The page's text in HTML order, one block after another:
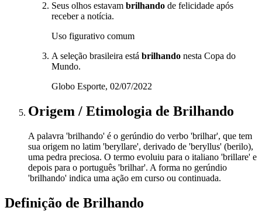
Seus olhos estavam brilhando de felicidade após
receber a notícia.
Uso figurativo comum
A seleção brasileira está brilhando nesta Copa do
Mundo.
Globo Esporte, 02/07/2022
Origem / Etimologia de Brilhando
A palavra 'brilhando' é o gerúndio do verbo 'brilhar', que tem
sua origem no latim 'beryllare', derivado de 'beryllus' (berilo),
uma pedra preciosa. O termo evoluiu para o italiano 'brillare' e
depois para o português 'brilhar'. A forma no gerúndio
'brilhando' indica uma ação em curso ou continuada.
Definição de Brilhando